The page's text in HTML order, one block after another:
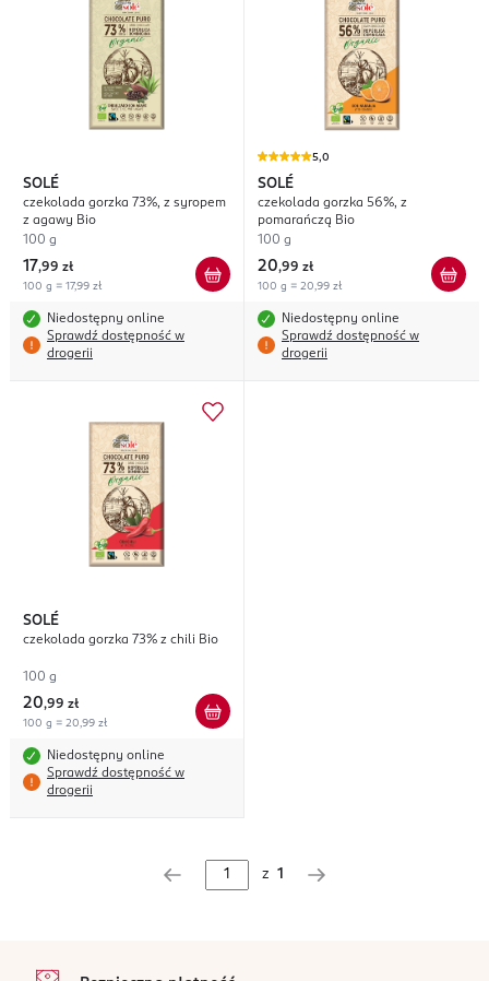
SOLÉ
czekolada gorzka 73%, z syropem
z agawy Bio
100 g
17,99 zł
100 g = 17,99 zł
Niedostępny online
Sprawdź dostępność w
drogerii
5,0
SOLÉ
czekolada gorzka 56%, z
pomarańczą Bio
100 g
20,99 zł
100 g = 20,99 zł
Niedostępny online
Sprawdź dostępność w
drogerii
SOLÉ
czekolada gorzka 73% z chili Bio
100 g
20,99 zł
100 g = 20,99 zł
Niedostępny online
Sprawdź dostępność w
drogerii
z 1